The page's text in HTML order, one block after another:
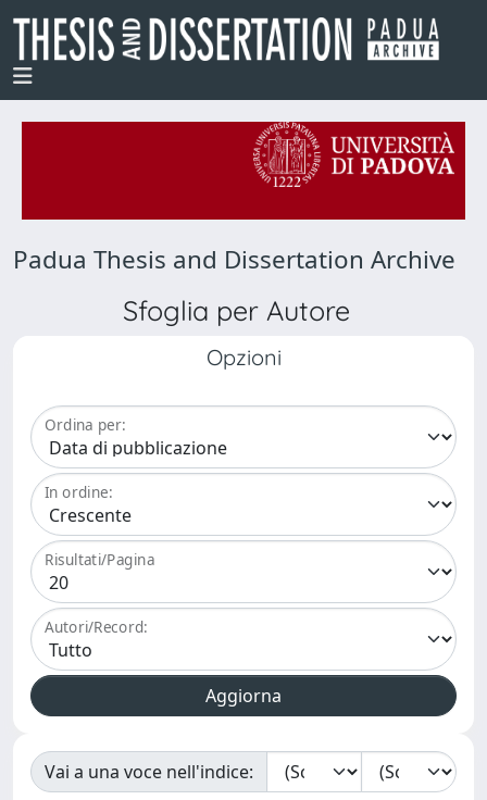
Padua Thesis and Dissertation Archive
Sfoglia per Autore
Opzioni
Ordina per:
In ordine:
Risultati/Pagina
Autori/Record:
Vai a una voce nell'indice: